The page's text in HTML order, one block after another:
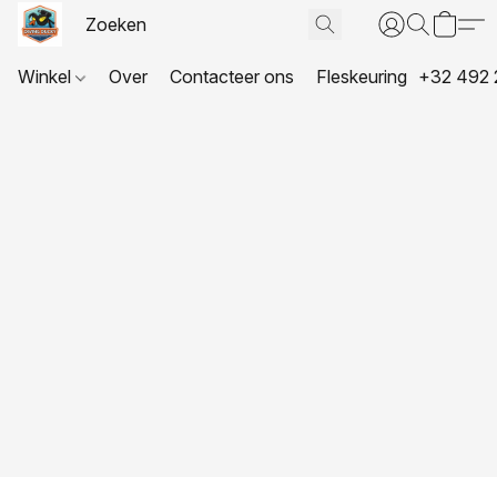
Winkel Over Contacteer ons Fleskeuring +32 492